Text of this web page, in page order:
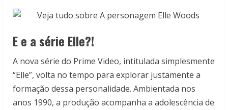
E e a série Elle?!
A nova série do Prime Video, intitulada simplesmente
“Elle”, volta no tempo para explorar justamente a
formação dessa personalidade. Ambientada nos
anos 1990, a produção acompanha a adolescência de